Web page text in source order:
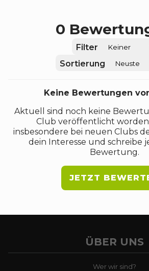
0
Filter
Sortierung
Keine Bewertungen
Aktuell sind noch keine
Club veröffentlicht
insbesondere bei neuen Clubs
dein Interesse und schreibe
Bewertung.
JETZT
ÜBER UNS
Wer wir sind?